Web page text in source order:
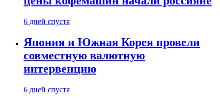
6 дней спустя
Япония и Южная Корея провели
совместную валютную
интервенцию
6 дней спустя